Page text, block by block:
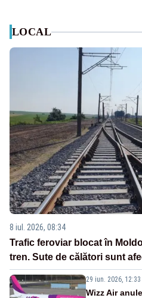
LOCAL
8 iul. 2026, 08:34
Trafic feroviar blocat în
tren. Sute de călători sunt
29 iun. 2026, 12:33
Wizz Air